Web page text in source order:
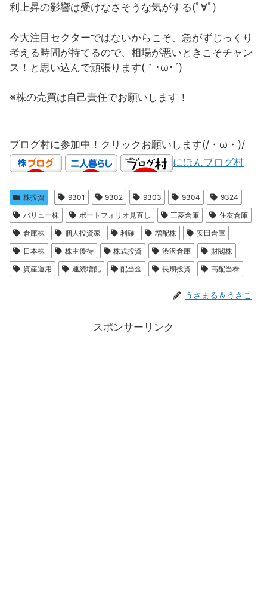
利上昇の影響は受けなさそうな気がする(ﾟ∀ﾟ)
今大注目セクターではないからこそ、急がずじっくり
考える時間が持てるので、相場が悪いときこそチャン
ス！と思い込んで頑張ります(｀･ω･´)
※株の売買は自己責任でお願いします！
ブログ村に参加中！クリックお願いします(/・ω・)/
にほんブログ村
株投資 9301 9302 9303 9304
9324
バリュー株
ポートフォリオ見直し 三菱倉庫
住友倉庫
倉庫株
個人投資家 利確 増配株
安田倉庫
日本株
株主優待 株式投資 渋沢倉庫
財閥株
資産運用
連続増配 配当金 長期投資 高配当株
うさまる＆うさこ
スポンサーリンク